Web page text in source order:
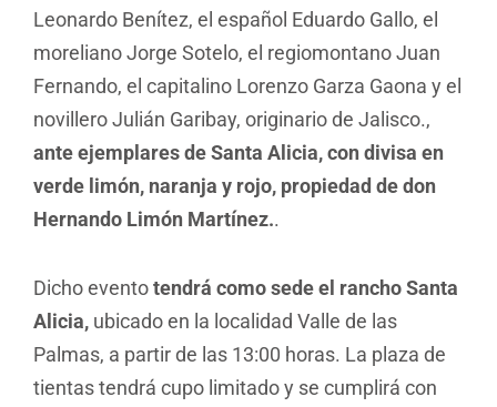
Leonardo Benítez, el español Eduardo Gallo, el
moreliano Jorge Sotelo, el regiomontano Juan
Fernando, el capitalino Lorenzo Garza Gaona y el
novillero Julián Garibay, originario de Jalisco.,
ante ejemplares de Santa Alicia, con divisa en
verde limón, naranja y rojo, propiedad de don
Hernando Limón Martínez..
Dicho eventotendrá como sede el rancho Santa
Alicia, ubicado en la localidad Valle de las
Palmas, a partir de las 13:00 horas. La plaza de
tientas tendrá cupo limitado y se cumplirá con